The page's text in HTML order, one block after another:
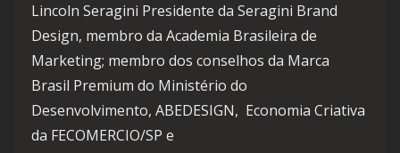
Lincoln Seragini Presidente da Seragini Brand
Design, membro da Academia Brasileira de
Marketing; membro dos conselhos da Marca
Brasil Premium do Ministério do
Desenvolvimento, ABEDESIGN, Economia Criativa
da FECOMERCIO/SP e